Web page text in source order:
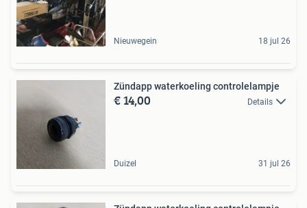
Nieuwegein 18 jul 26
Zündapp waterkoeling controlelampje
€ 14,00 Details
Duizel 31 jul 26